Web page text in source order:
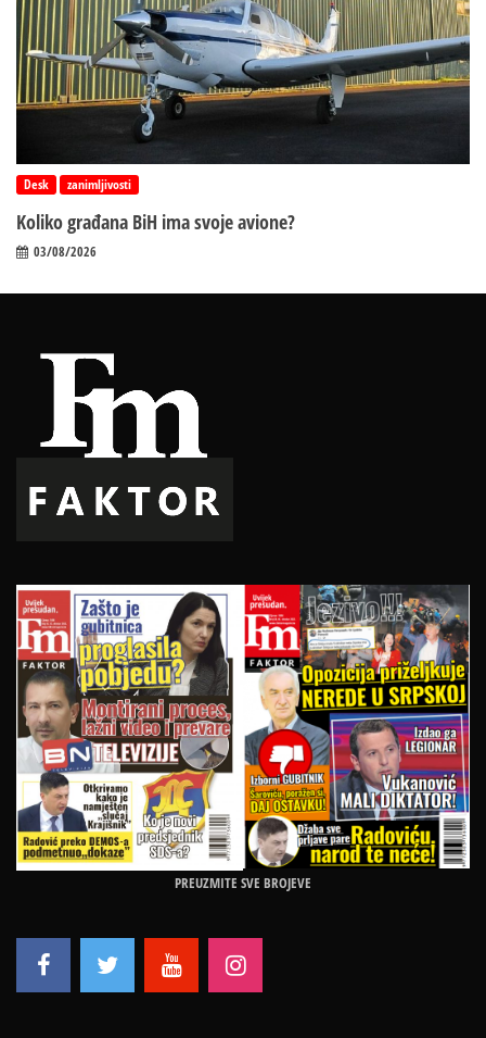
Desk zanimljivosti
Koliko građana BiH ima svoje avione?
03/08/2026
PREUZMITE SVE BROJEVE